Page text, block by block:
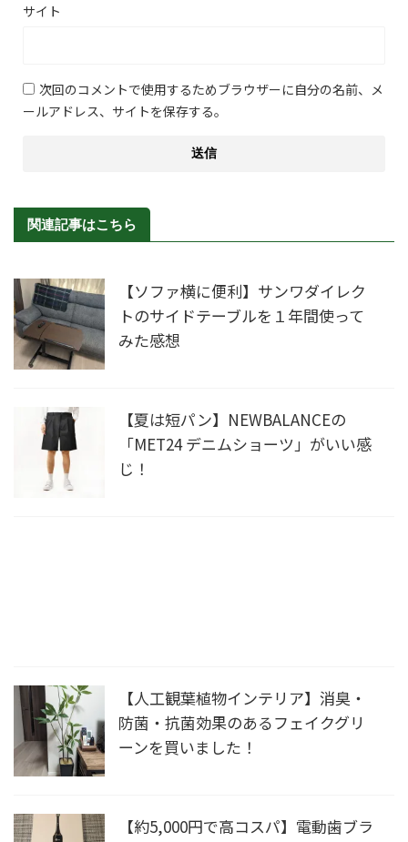
サイト
次回のコメントで使用するためブラウザーに自分の名前、メ
ールアドレス、サイトを保存する。
関連記事はこちら
【ソファ横に便利】サンワダイレク
トのサイドテーブルを１年間使って
みた感想
【夏は短パン】NEWBALANCEの
「MET24 デニムショーツ」がいい感
じ！
【人工観葉植物インテリア】消臭・
防菌・抗菌効果のあるフェイクグリ
ーンを買いました！
【約5,000円で高コスパ】電動歯ブラ